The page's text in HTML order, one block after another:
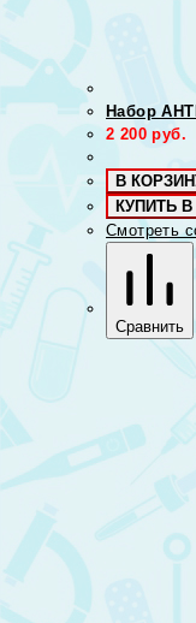
Набор
2 200 руб.
В
КУПИТЬ
Смотреть
Сравнить